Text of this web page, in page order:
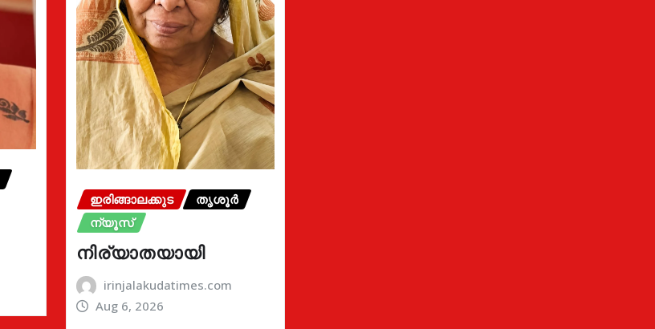
ഇരിങ്ങാലക്കുട
തൃശൂർ
ന്യൂസ്
നിര്യാതയായി
irinjalakudatimes.com
Aug 6, 2026